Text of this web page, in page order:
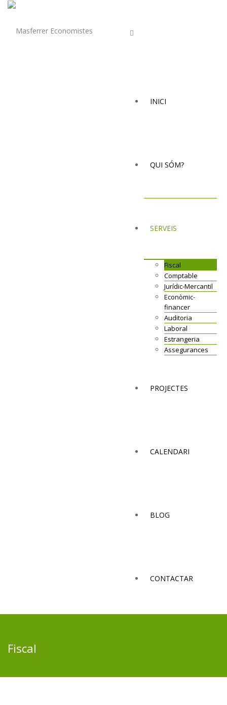
INICI
QUI SÓM?
SERVEIS
Fiscal
Comptable
Jurídic-Mercantil
Econòmic-
financer
Auditoria
Laboral
Estrangeria
Assegurances
PROJECTES
CALENDARI
BLOG
CONTACTAR
Fiscal